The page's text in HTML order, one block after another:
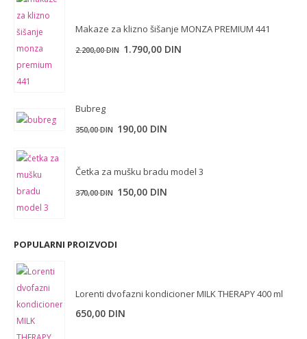
Makaze za klizno šišanje MONZA PREMIUM 441
2.200,00DIN 1.790,00 DIN
Bubreg
350,00DIN Originalna
bila:
350,00 DIN.
190,00 DIN
190,00 DIN.
Četka za mušku bradu model 3
370,00DIN Originalna
150,00 DIN
POPULARNI PROIZVODI
Lorenti dvofazni kondicioner MILK THERAPY 400 ml
650,00 DIN